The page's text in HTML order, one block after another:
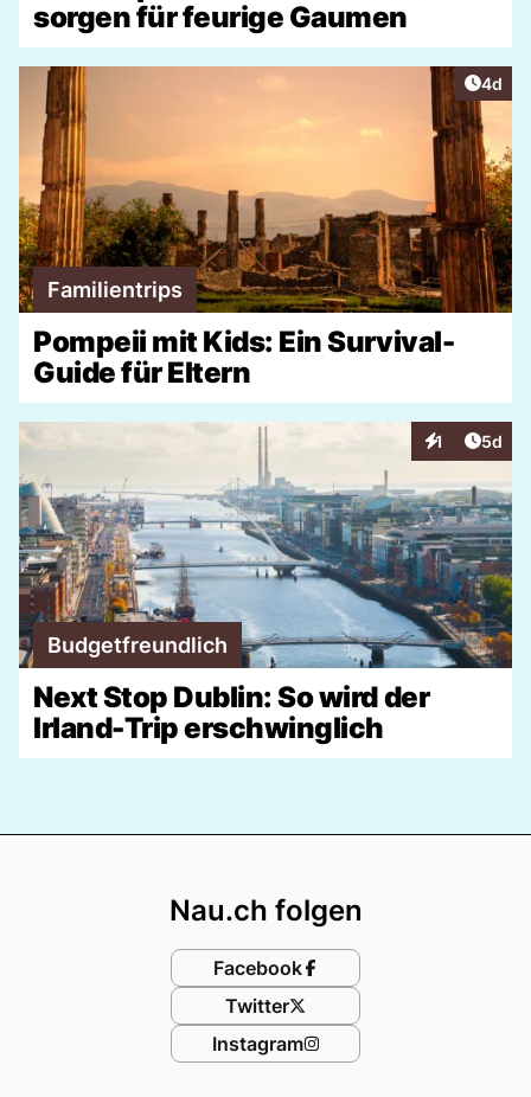
sorgen für feurige Gaumen
4d
Familientrips
Pompeii mit Kids: Ein Survival-
Guide für Eltern
1
Interaktionen
5d
Budgetfreundlich
Next Stop Dublin: So wird der
Irland-Trip erschwinglich
Nau.ch folgen
Facebook
Twitter
Instagram